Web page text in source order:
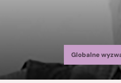
Globalne